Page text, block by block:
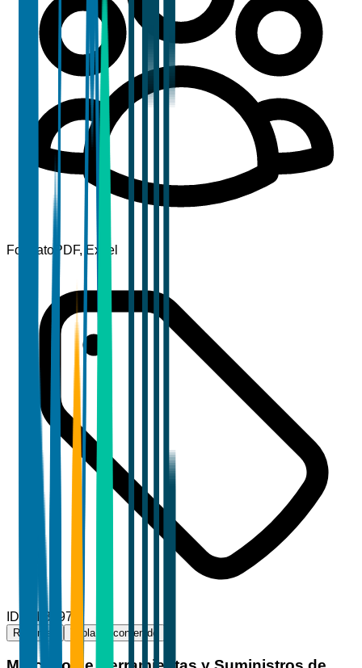
Formato PDF, Excel
ID TBI-33973
Resumen Tabla de contenido